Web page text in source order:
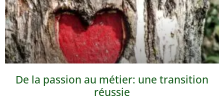
De la passion au métier: une transition
réussie